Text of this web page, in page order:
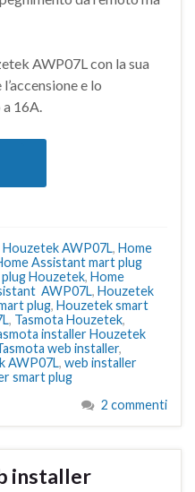
AWP07L con la sua
e lo
16A.
Houzetek AWP07L, Home
Assistant mart plug
Houzetek, Home
AWP07L, Houzetek
plug, Houzetek smart
, Tasmota Houzetek,
installer Houzetek
web installer,
AWP07L, web installer
smart plug
2 commenti
installer